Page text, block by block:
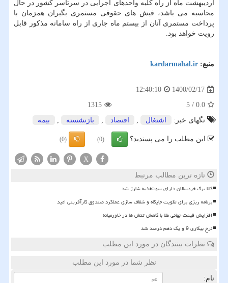
اردیبهشت ماه از راه کلیه واحدهای اجرایی در سرتاسر کشور در حال
محاسبه می باشد، فیش های حقوقی مستمری بگیران همزمان با
پرداخت مستمری آنان از بیستم ماه جاری از راه سامانه مذکور قابل
رویت خواهد بود.
منبع: kardarmahal.ir
1400/02/17
12:40:10
0.0
/
5
1315
تگهای خبر:
اشتغال , اقتصاد , بازنشسته , بیمه
این مطلب را می پسندید؟ (0)
(0)
X
تازه ترین مطالب مرتبط
کالا برگ خردسالان دارای سوءتغذیه شارژ شد
برنامه ریزی برای تقویت جایگاه و شفاف سازی عملکرد صندوق کارآفرینی امید
افزایش قیمت جهانی طلا با کاهش تنش ها در خاورمیانه
نرخ بیکاری 9 و یک دهم درصد شد
نظرات بینندگان در مورد این مطلب
نظر شما در مورد این مطلب
نام: